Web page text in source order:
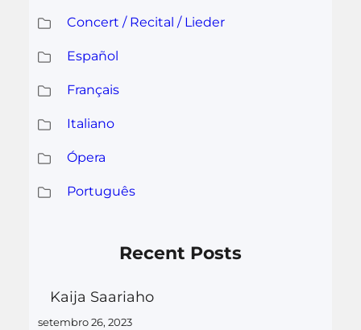
Concert / Recital / Lieder
Español
Français
Italiano
Ópera
Português
Recent Posts
Kaija Saariaho
setembro 26, 2023